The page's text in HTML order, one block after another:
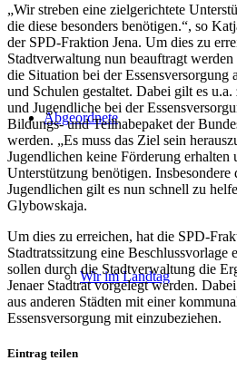
Abgeordnete
Wir im Landtag
„Wir streben eine zielgerichtete
die diese besonders benötigen.“, so
der SPD-Fraktion Jena. Um dies zu
Stadtverwaltung nun beauftragt
die Situation bei der Essensversorgung
und Schulen gestaltet. Dabei gilt es
und Jugendliche bei der
Bildungs- und Teilhabepaket der
werden. „Es muss das Ziel sein
Jugendlichen keine Förderung erhalten
Unterstützung benötigen. Insbesondere
Jugendlichen gilt es nun schnell zu
Glybowskaja.
Um dies zu erreichen, hat die SPD-
Stadtratssitzung eine
sollen durch die Stadtverwaltung die
Jenaer Stadtrat vorgelegt werden.
aus anderen Städten mit einer
Essensversorgung mit einzubeziehen.
Eintrag teilen